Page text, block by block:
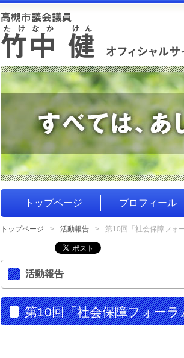
トップページ プロフィール
トップページ 活動報告 第10回「社会保障フォ
活動報告
第10回「社会保障フォー